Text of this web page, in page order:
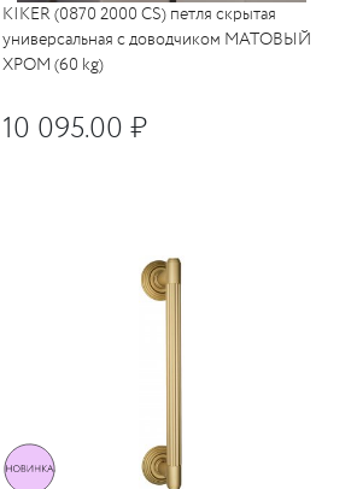
KIKER (0870 2000 CS) петля скрытая
универсальная с доводчиком МАТОВЫЙ
ХРОМ (60 kg)
10 095.00 ₽